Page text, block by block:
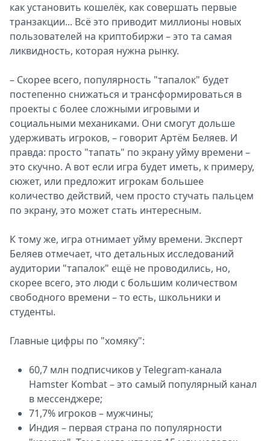
как установить кошелёк, как совершать первые
транзакции... Всё это приводит миллионы новых
пользователей на криптобиржи – это та самая
ликвидность, которая нужна рынку.
– Скорее всего, популярность "тапалок" будет
постепенно снижаться и трансформироваться в
проекты с более сложными игровыми и
социальными механиками. Они смогут дольше
удерживать игроков, – говорит Артём Беляев. И
правда: просто "тапать" по экрану уйму времени –
это скучно. А вот если игра будет иметь, к примеру,
сюжет, или предложит игрокам большее
количество действий, чем просто стучать пальцем
по экрану, это может стать интересным.
К тому же, игра отнимает уйму времени. Эксперт
Беляев отмечает, что детальных исследований
аудитории "тапалок" ещё не проводились, но,
скорее всего, это люди с большим количеством
свободного времени – то есть, школьники и
студенты.
Главные цифры по "хомяку":
60,7 млн подписчиков у Telegram-канала
Hamster Kombat – это самый популярный канал
в мессенджере;
71,7% игроков – мужчины;
Индия – первая страна по популярности